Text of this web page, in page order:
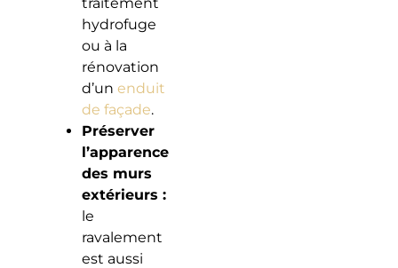
hydrofuge
ou à la
rénovation
d’un enduit
de façade.
Préserver
l’apparence
des murs
extérieurs :
le
ravalement
est aussi